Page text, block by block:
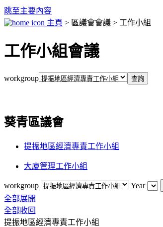
跳至主要內容
主頁 > 區議會會議 > 工作小組
工作小組會議
workgroup
葵青區議會
提振地區經濟專責工作小組
大廈管理工作小組
workgroup
Year
全部展開
全部收回
提振地區經濟專責工作小組